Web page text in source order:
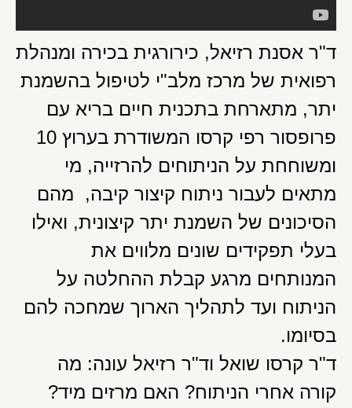
ד"ר אסנת רזיאל, כירורגית בכירה ומנהלת
רפואית של מרכז מלב"י לטיפול בהשמנת
יתר, מתארחת בתכנית חיים בריא עם
פרופסור רפי קרסו המשודרת בערוץ 10
ומשוחחת על הניתוחים להרזייה, מי
מתאים לעבור ניתוח קיצור קיבה, מהם
הסיכונים של השמנת יתר קיצונית, ואילו
בעלי תפקידים שונים מלווים את
המנותחים מרגע קבלת ההחלטה על
הניתוח ועד לתהליך הארוך שמחכה להם
בסיומו.
ד"ר קרסו שואל וד"ר רזיאל עונה: מה
קורה אחרי הניתוח? האם מרזים מיד?